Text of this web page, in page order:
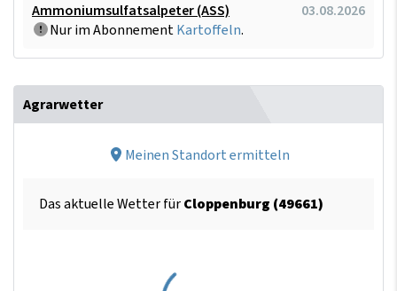
Ammoniumsulfatsalpeter (ASS)
03.08.2026
Nur im AbonnementKartoffeln.
Agrarwetter
Meinen Standort ermitteln
Das aktuelle Wetter fürCloppenburg (49661)